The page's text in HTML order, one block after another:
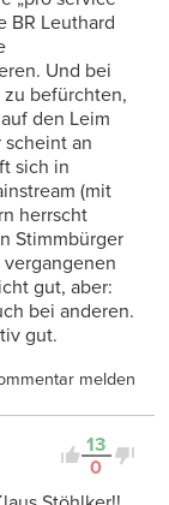
BR Leuthard
Und bei
befürchten,
den Leim
scheint an
sich in
(mit
herrscht
Stimmbürger
gut, aber:
bei anderen.
gut.
melden
13
0